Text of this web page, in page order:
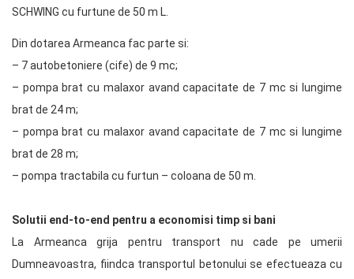
SCHWING cu furtune de 50 m L.
Din dotarea Armeanca fac parte si:
– 7 autobetoniere (cife) de 9 mc;
– pompa brat cu malaxor avand capacitate de 7 mc si lungime
brat de 24 m;
– pompa brat cu malaxor avand capacitate de 7 mc si lungime
brat de 28 m;
– pompa tractabila cu furtun – coloana de 50 m.
Solutii end-to-end pentru a economisi timp si bani
La Armeanca grija pentru transport nu cade pe umerii
Dumneavoastra, fiindca transportul betonului se efectueaza cu